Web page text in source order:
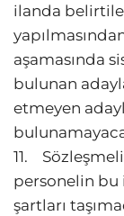
ilanda
aşamasında
bulunan
etmeyen
11.
personelin
şartları